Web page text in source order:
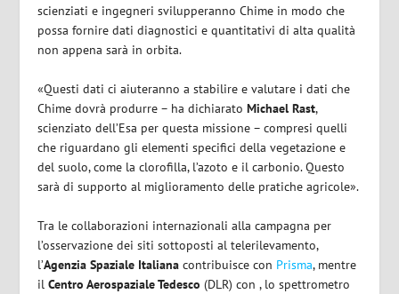
scienziati e ingegneri svilupperanno Chime in modo che
possa fornire dati diagnostici e quantitativi di alta qualità
non appena sarà in orbita.
«Questi dati ci aiuteranno a stabilire e valutare i dati che
Chime dovrà produrre – ha dichiaratoMichael Rast,
scienziato dell’Esa per questa missione – compresi quelli
che riguardano gli elementi specifici della vegetazione e
del suolo, come la clorofilla, l’azoto e il carbonio. Questo
sarà di supporto al miglioramento delle pratiche agricole».
Tra le collaborazioni internazionali alla campagna per
l’osservazione dei siti sottoposti al telerilevamento,
l’Agenzia Spaziale Italiana contribuisce con Prisma, mentre
ilCentro Aerospaziale Tedesco (DLR) con , lo spettrometro